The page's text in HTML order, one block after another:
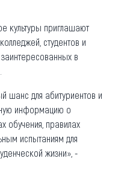
культуры приглашают
студентов и
в
шанс для абитуриентов и
информацию о
обучения, правилах
испытаниям для
жизни», -